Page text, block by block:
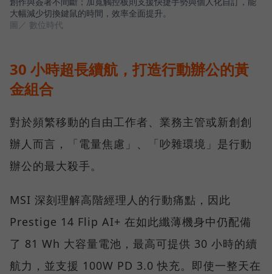
大幅減少切換鍵鼠的時間，效率全面提升。
圖／ 數位時代
30 小時超長續航，打造行動辦公的黃
金組合
對於頻繁移動的自由工作者、業務主管或新創創
辦人而言，「電量焦慮」、「吵雜環境」是行動
辦公的最大殺手。
MSI 深刻理解高階經理人的行動痛點，因此
Prestige 14 Flip AI+ 在如此纖薄機身中仍配備
了 81 Wh 大容量電池，最高可提供 30 小時的續
航力，並支援 100W PD 3.0 快充。即使一整天在